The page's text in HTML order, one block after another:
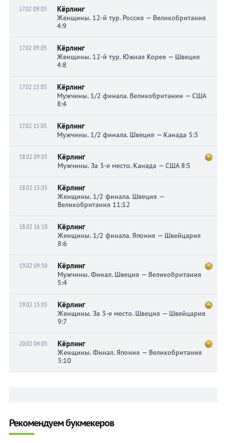
17.02 09:05 Кёрлинг
Женщины. 12-й тур. Россия — Великобритания
4:9
17.02 09:05 Кёрлинг
Женщины. 12-й тур. Южная Корея — Швеция
4:8
17.02 15:05 Кёрлинг
Мужчины. 1/2 финала. Великобритании — США
8:4
17.02 15:05 Кёрлинг
Мужчины. 1/2 финала. Швеция — Канада 5:3
18.02 09:05 Кёрлинг
Мужчины. За 3-е место. Канада — США 8:5
18.02 15:05 Кёрлинг
Женщины. 1/2 финала. Швеция —
Великобритания 11:12
18.02 16:10 Кёрлинг
Женщины. 1/2 финала. Япония — Швейцария
8:6
19.02 09:50 Кёрлинг
Мужчины. Финал. Швеция — Великобритания
5:4
19.02 15:05 Кёрлинг
Женщины. За 3-е место. Швеция — Швейцария
9:7
20.02 04:05 Кёрлинг
Женщины. Финал. Япония — Великобритания
3:10
Рекомендуем букмекеров